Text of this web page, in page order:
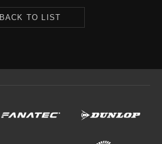
BACK TO LIST